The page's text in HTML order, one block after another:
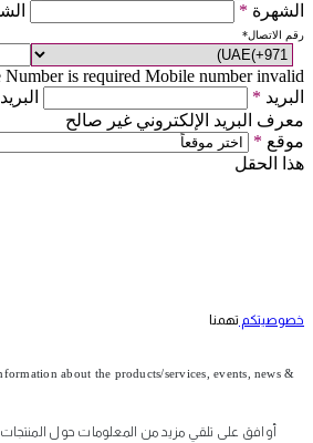
الشهرة *
رقم الاتصال*
is required Mobile number invalid
البريد *
معرف البريد الإلكتروني غير صالح
موقع *
هذا الحقل
خصوصيتكم تهمنا
about the products/services, events, news &
أوافق على تلقي مزيد من المعلومات حول المنتجات